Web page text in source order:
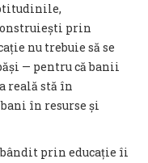
prin
nu trebuie să se
— pentru că banii
reală stă în
în resurse și
prin educație îi